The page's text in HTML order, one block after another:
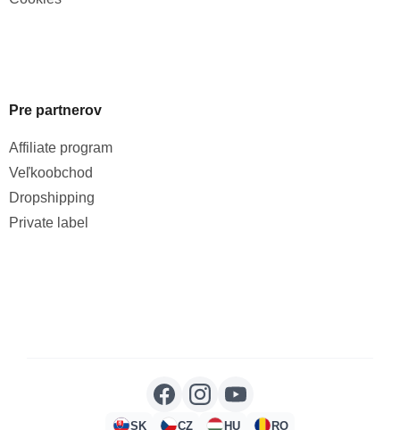
Pre partnerov
Affiliate program
Veľkoobchod
Dropshipping
Private label
SK CZ HU RO